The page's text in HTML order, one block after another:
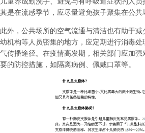
其是在流感季节，应尽量避免孩子聚集在公共
此外，公共场所的空气流通与清洁也有助于
幼机构等人员密集的地方，应定期进行消毒
气传播途径。在疫情高发期，相关部门应加
要的防控措施，如隔离病例、佩戴口罩等。